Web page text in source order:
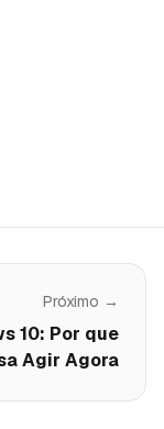
Próximo →
10: Por que
Agir Agora